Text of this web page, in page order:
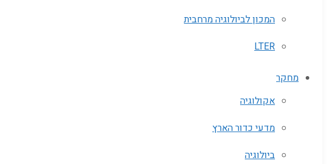
המכון לביולוגיה מרחבית
LTER
מחקר
אקולוגיה
מדעי כדור הארץ
ביולוגיה